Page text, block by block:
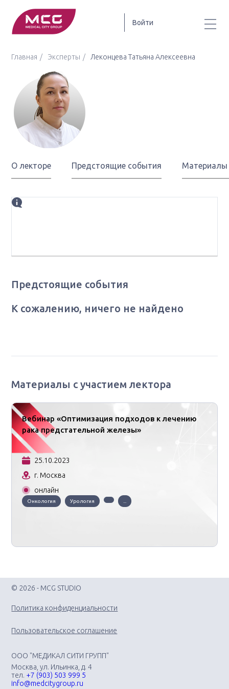
Войти
Главная Эксперты Леконцева Татьяна Алексеевна
О лекторе Предстоящие события Материалы
Предстоящие события
К сожалению, ничего не найдено
Материалы с участием лектора
Вебинар «Оптимизация подходов к лечению
рака предстательной железы»
25.10.2023
г. Москва
онлайн
Онкология Урология
© 2026 - MCG STUDIO
Политика конфиденциальности
Пользовательское соглашение
ООО "МЕДИКАЛ СИТИ ГРУПП"
Москва, ул. Ильинка, д. 4
тел. +7 (903) 503 999 5
info@medcitygroup.ru